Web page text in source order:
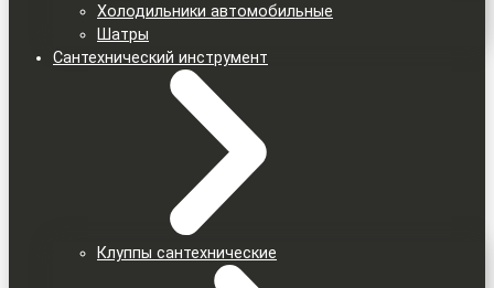
Холодильники автомобильные
Шатры
Сантехнический инструмент
Клуппы сантехнические